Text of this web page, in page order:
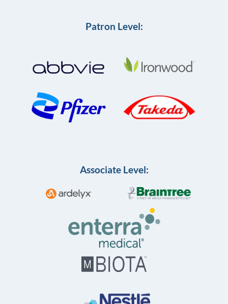
Patron Level:
Associate Level: